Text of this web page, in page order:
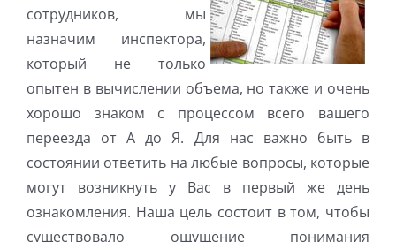
сотрудников, мы
назначим инспектора,
который не только
опытен в вычислении объема, но также и очень
хорошо знаком с процессом всего вашего
переезда от А до Я. Для нас важно быть в
состоянии ответить на любые вопросы, которые
могут возникнуть у Вас в первый же день
ознакомления. Наша цель состоит в том, чтобы
существовало ощущение понимания